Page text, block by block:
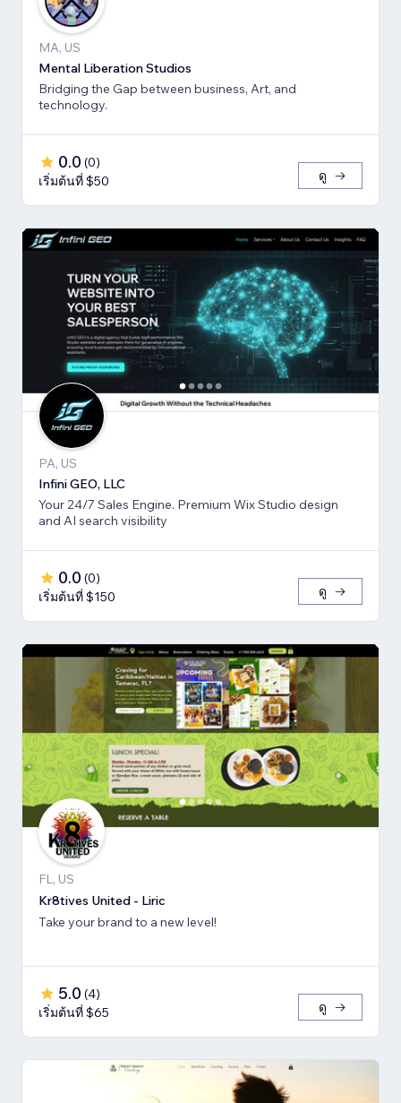
MA, US
Mental Liberation Studios
Bridging the Gap between business, Art, and
technology.
0.0 (0)
เริ่มต้นที่ $50
ดู
PA, US
Infini GEO, LLC
Your 24/7 Sales Engine. Premium Wix Studio design
and AI search visibility
0.0 (0)
เริ่มต้นที่ $150
ดู
FL, US
Kr8tives United - Liric
Take your brand to a new level!
5.0 (4)
เริ่มต้นที่ $65
ดู